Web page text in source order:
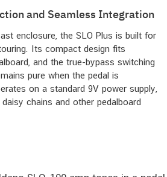
and Seamless Integration
enclosure, the SLO Plus is built for
Its compact design fits
and the true-bypass switching
pure when the pedal is
on a standard 9V power supply,
chains and other pedalboard